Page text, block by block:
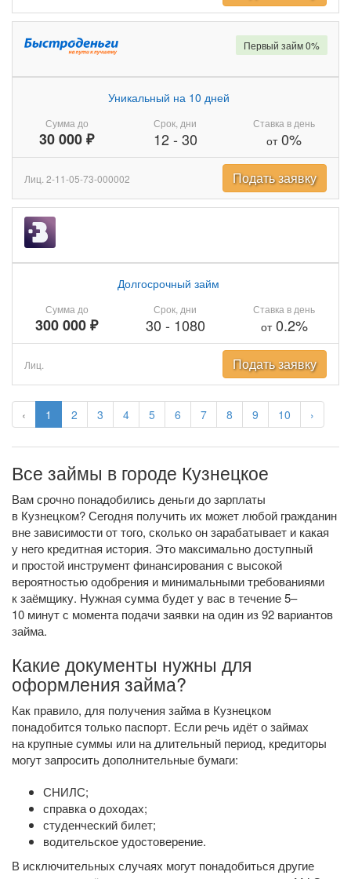
‹ 1 2 3 4 5 6 7 8 9 10 ›
Сумма до
30 000 ₽
Уникальный на 10 дней
Срок, дни
12- 30
Ставка в день
от0%
Первый займ 0%
Лиц. 2-11-05-73-000002 Подать заявку
Сумма до
300 000 ₽
Долгосрочный займ
Срок, дни
30 - 1080
Ставка в день
от0.2%
Лиц. Подать заявку
Все займы в городе Кузнецкое
Вам срочно понадобились деньги до зарплаты
в Кузнецком? Сегодня получить их может любой гражданин
вне зависимости от того, сколько он зарабатывает и какая
у него кредитная история. Это максимально доступный
и простой инструмент финансирования с высокой
вероятностью одобрения и минимальными требованиями
к заёмщику. Нужная сумма будет у вас в течение 5–
10 минут с момента подачи заявки на один из 92 вариантов
займа.
Какие документы нужны для
оформления займа?
Как правило, для получения займа в Кузнецком
понадобится только паспорт. Если речь идёт о займах
на крупные суммы или на длительный период, кредиторы
могут запросить дополнительные бумаги:
СНИЛС;
справка о доходах;
студенческий билет;
водительское удостоверение.
В исключительных случаях могут понадобиться другие